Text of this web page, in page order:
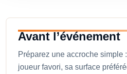
Avant l’événement
Préparez une accroche simple
joueur favori, sa surface